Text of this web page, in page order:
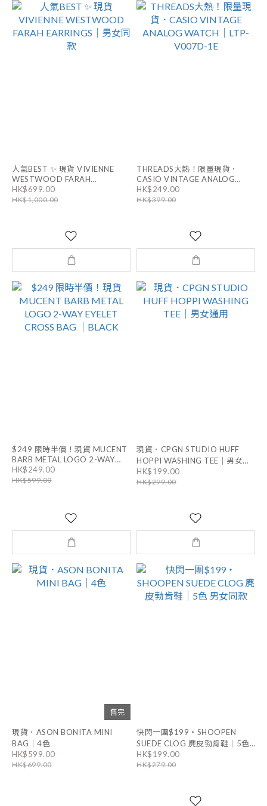
人氣BEST ✨ 現貨 VIVIENNE
WESTWOOD FARAH
EARRINGS｜男女同款
HK$699.00
HK$1,000.00
THREADS大熱！限量現貨．
CASIO VINTAGE ANALOG
WATCH｜LTP-V007D-1E
HK$249.00
HK$399.00
$249 限時半價！現貨 MUCENT
BARB METAL LOGO 2-WAY
EYELET CROSS BAG ｜BLACK
HK$249.00
HK$599.00
現貨．CPGN STUDIO HUFF
HOPPI WASHING TEE｜男女通
用
HK$199.00
HK$299.00
售完
現貨．ASON BONITA MINI
BAG｜4色
HK$599.00
HK$699.00
快閃一團$199・SHOOPEN
SUEDE CLOG 麂皮勃肯鞋｜5色
男女同款
HK$199.00
HK$279.00